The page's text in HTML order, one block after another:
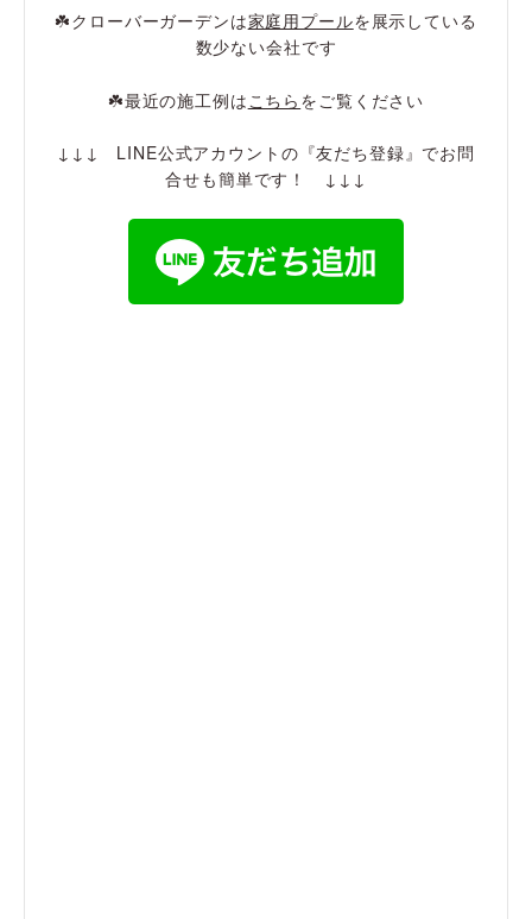
☘️クローバーガーデンは家庭用プールを展示している
数少ない会社です
☘️最近の施工例は こちら をご覧ください
↓↓↓ LINE公式アカウントの『友だち登録』でお問
合せも簡単です！ ↓↓↓